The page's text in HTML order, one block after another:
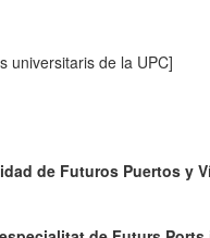
universitaris de la UPC]
de Futuros Puertos y